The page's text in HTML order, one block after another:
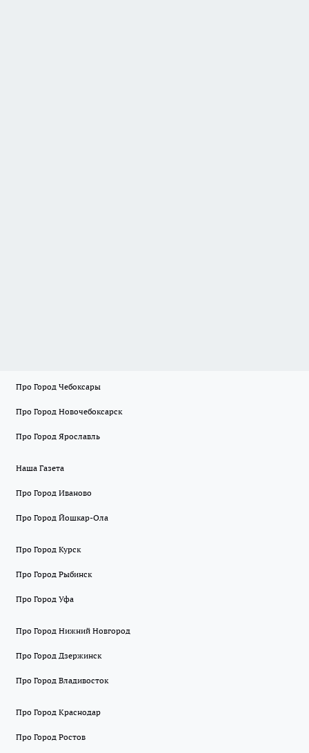
Про Город Чебоксары
Про Город Новочебоксарск
Про Город Ярославль
Наша Газета
Про Город Иваново
Про Город Йошкар-Ола
Про Город Курск
Про Город Рыбинск
Про Город Уфа
Про Город Нижний Новгород
Про Город Дзержинск
Про Город Владивосток
Про Город Краснодар
Про Город Ростов